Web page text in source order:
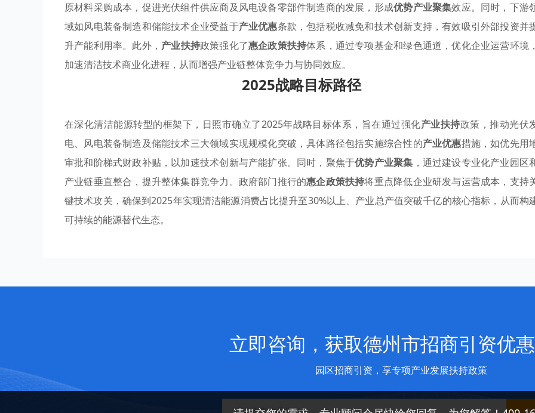
原材料采购成本，促进光伏组件供应商及风电设备零部件制造商的发展，形成优势产业聚集效应。同时，下游
域如风电装备制造和储能技术企业受益于产业优惠条款，包括税收减免和技术创新支持，有效吸引外部投资并
升产能利用率。此外， 产业扶持政策强化了惠企政策扶持体系，通过专项基金和绿色通道，优化企业运营环境，
加速清洁技术商业化进程，从而增强产业链整体竞争力与协同效应。
2025战略目标路径
在深化清洁能源转型的框架下，日照市确立了2025年战略目标体系，旨在通过强化产业扶持政策，推动光伏
电、风电装备制造及储能技术三大领域实现规模化突破，具体路径包括实施综合性的产业优惠措施，如优先用
审批和阶梯式财政补贴，以加速技术创新与产能扩张。同时，聚焦于优势产业聚集 ，通过建设专业化产业园区
产业链垂直整合，提升整体集群竞争力。政府部门推行的惠企政策扶持将重点降低企业研发与运营成本，支持
键技术攻关，确保到2025年实现清洁能源消费占比提升至30%以上、产业总产值突破千亿的核心指标，从而构
可持续的能源替代生态。
立即咨询，获取德州市招商引资优
园区招商引资，享专项产业发展扶持政策